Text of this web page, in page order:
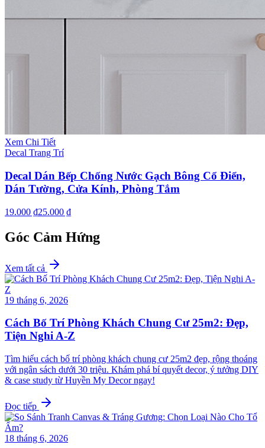
Xem Chi Tiết
Decal Trang Trí
Decal Dán Bếp Chống Nước Gạch Bông Cổ Điển,
Dán Tường, Cửa Kính, Phòng Tắm
19.000 ₫25.000 ₫
Góc Cảm Hứng
Xem tất cả
19 tháng 6, 2026
Cách Bố Trí Phòng Khách Chung Cư 25m2: Đẹp,
Tiện Nghi A-Z
Tìm hiểu cách bố trí phòng khách chung cư 25m2 đẹp, rộng thoáng
với ngân sách dưới 30 triệu. Khám phá bí quyết decor, ý tưởng DIY
& case study từ Huyền My Decor ngay!
Đọc tiếp
18 tháng 6, 2026